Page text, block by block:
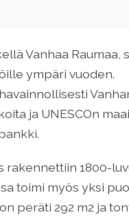
Vanhaa
ympäri vuoden.
ja UNESCOn
rakennettiin 1800-
toimi myös yksi
peräti 292 m2 ja